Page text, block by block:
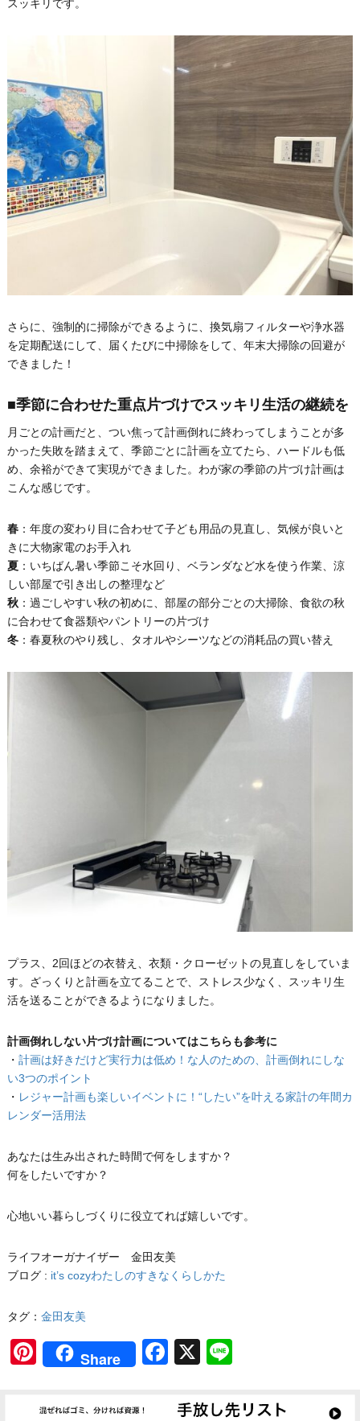
スッキリです。
さらに、強制的に掃除ができるように、換気扇フィルターや浄水器
を定期配送にして、届くたびに中掃除をして、年末大掃除の回避が
できました！
■季節に合わせた重点片づけでスッキリ生活の継続を
月ごとの計画だと、つい焦って計画倒れに終わってしまうことが多
かった失敗を踏まえて、季節ごとに計画を立てたら、ハードルも低
め、余裕ができて実現ができました。わが家の季節の片づけ計画は
こんな感じです。
春：年度の変わり目に合わせて子ども用品の見直し、気候が良いと
きに大物家電のお手入れ
夏：いちばん暑い季節こそ水回り、ベランダなど水を使う作業、涼
しい部屋で引き出しの整理など
秋：過ごしやすい秋の初めに、部屋の部分ごとの大掃除、食欲の秋
に合わせて食器類やパントリーの片づけ
冬：春夏秋のやり残し、タオルやシーツなどの消耗品の買い替え
プラス、2回ほどの衣替え、衣類・クローゼットの見直しをしていま
す。ざっくりと計画を立てることで、ストレス少なく、スッキリ生
活を送ることができるようになりました。
計画倒れしない片づけ計画についてはこちらも参考に
・ 計画は好きだけど実行力は低め！な人のための、計画倒れにしな
い3つのポイント
・ レジャー計画も楽しいイベントに！“したい”を叶える家計の年間カ
レンダー活用法
あなたは生み出された時間で何をしますか？
何をしたいですか？
心地いい暮らしづくりに役立てれば嬉しいです。
ライフオーガナイザー 金田友美
ブログ : it’s cozyわたしのすきなくらしかた
タグ： 金田友美
Pinterest
Share Facebook
X